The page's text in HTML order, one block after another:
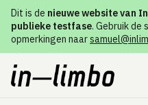
Dit is de nieuwe website van
publieke testfase. Gebruik de
opmerkingen naar